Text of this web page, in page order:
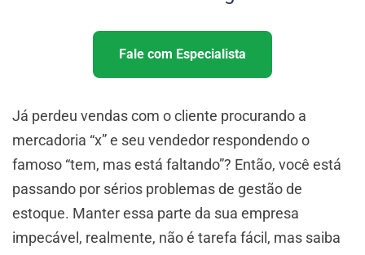
Fale com Especialista
Já perdeu vendas com o cliente procurando a
mercadoria “x” e seu vendedor respondendo o
famoso “tem, mas está faltando”? Então, você está
passando por sérios problemas de gestão de
estoque. Manter essa parte da sua empresa
impecável, realmente, não é tarefa fácil, mas saiba